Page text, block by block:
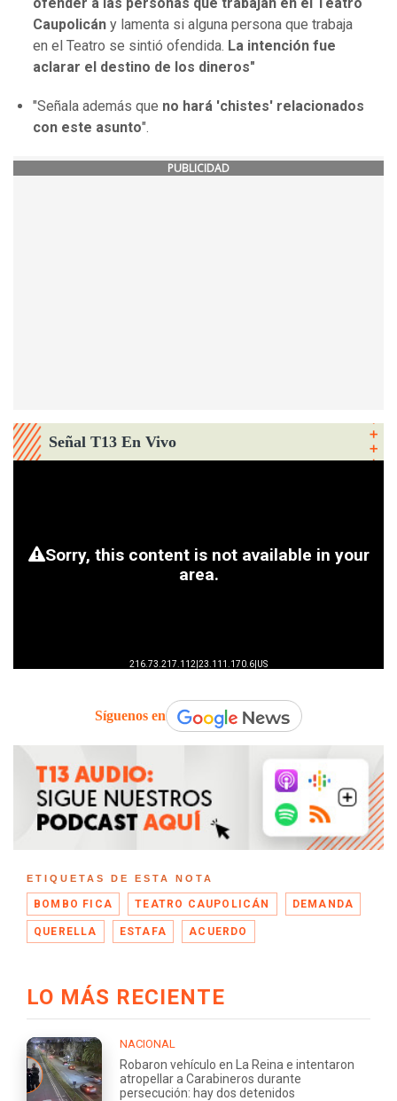
ofender a las personas que trabajan en el Teatro
Caupolicán y lamenta si alguna persona que trabaja
en el Teatro se sintió ofendida. La intención fue
aclarar el destino de los dineros"
"Señala además que no hará 'chistes' relacionados
con este asunto".
PUBLICIDAD
Señal T13 En Vivo
Síguenos en
ETIQUETAS DE ESTA NOTA
BOMBO FICA TEATRO CAUPOLICÁN DEMANDA
QUERELLA ESTAFA ACUERDO
LO MÁS RECIENTE
NACIONAL
Robaron vehículo en La Reina e intentaron
atropellar a Carabineros durante
persecución: hay dos detenidos